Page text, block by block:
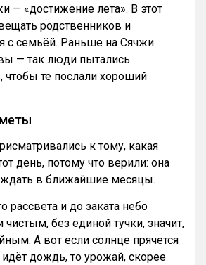
— «достижение лета». В этот
родственников и
с семьёй. Раньше на Сячжи
— так люди пытались
чтобы те послали хороший
к тому, какая
день, потому что верили: она
ждать в ближайшие месяцы.
рассвета и до заката небо
чистым, без единой тучки, значит,
А вот если солнце прячется
дождь, то урожай, скорее